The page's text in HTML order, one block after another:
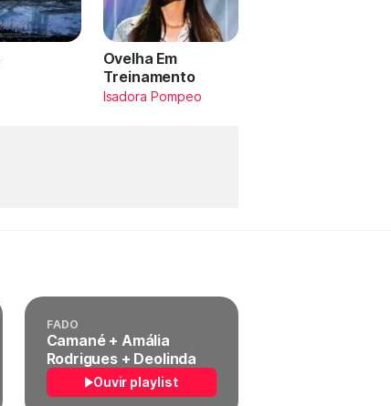
Ovelha Em
Treinamento
Isadora Pompeo
FADO
Camané + Amália
Rodrigues + Deolinda
Ouvir playlist